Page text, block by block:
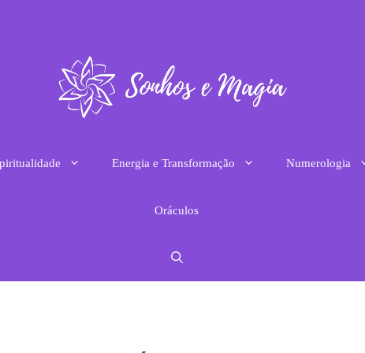
Energia e Transformação Numerologia
Oráculos